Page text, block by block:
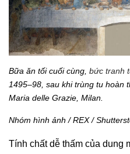
Bữa ăn tối cuối cùng, bức tranh
1495–98, sau khi trùng tu hoàn
Maria delle Grazie, Milan.
Nhóm hình ảnh / REX /
Tính chất dễ thấm của dung